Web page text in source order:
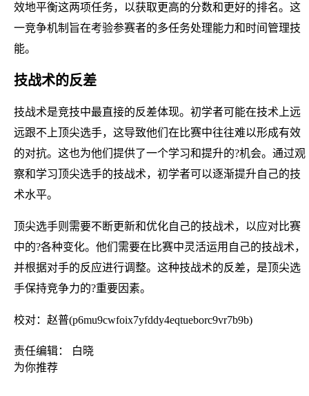
效地平衡这两项任务，以获取更高的分数和更好的排名。这
一竞争机制旨在考验参赛者的多任务处理能力和时间管理技
能。
技战术的反差
技战术是竞技中最直接的反差体现。初学者可能在技术上远
远跟不上顶尖选手，这导致他们在比赛中往往难以形成有效
的对抗。这也为他们提供了一个学习和提升的?机会。通过观
察和学习顶尖选手的技战术，初学者可以逐渐提升自己的技
术水平。
顶尖选手则需要不断更新和优化自己的技战术，以应对比赛
中的?各种变化。他们需要在比赛中灵活运用自己的技战术，
并根据对手的反应进行调整。这种技战术的反差，是顶尖选
手保持竞争力的?重要因素。
校对：赵普(p6mu9cwfoix7yfddy4eqtueborc9vr7b9b)
责任编辑： 白晓
为你推荐